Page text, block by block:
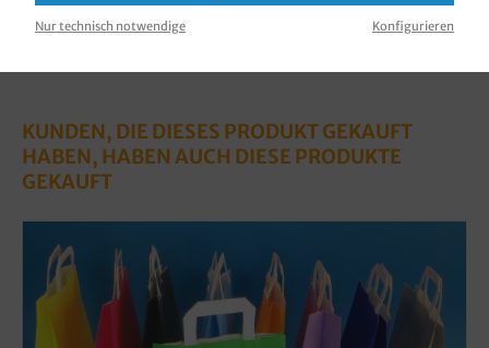
KUNDEN, DIE DIESES PRODUKT GEKAUFT
HABEN, HABEN AUCH DIESE PRODUKTE
GEKAUFT
Nur technisch notwendige Konfigurieren